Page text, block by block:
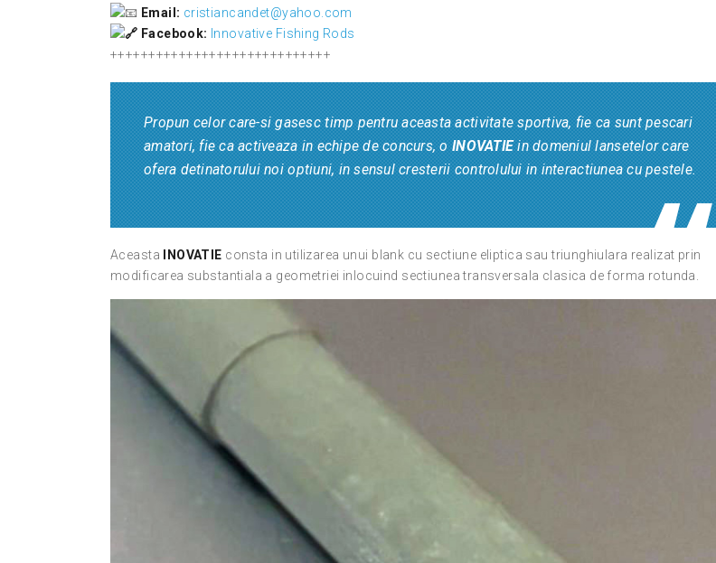
Email: cristiancandet@yahoo.com
Facebook: Innovative Fishing Rods
+++++++++++++++++++++++++++++
Propun celor care-si gasesc timp pentru aceasta activitate sportiva, fie ca sunt pescari
amatori, fie ca activeaza in echipe de concurs, oINOVATIEin domeniul lansetelor care
ofera detinatorului noi optiuni, in sensul cresterii controlului in interactiunea cu pestele.
Aceasta INOVATIE consta in utilizarea unui blank cu sectiune eliptica sau triunghiulara realizat prin
modificarea substantiala a geometriei inlocuind sectiunea transversala clasica de forma rotunda.